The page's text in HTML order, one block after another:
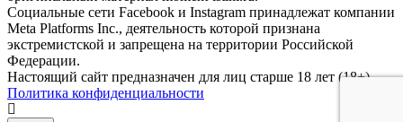
Социальные сети Facebook и Instagram принадлежат компании
Meta Platforms Inc., деятельность которой признана
экстремистской и запрещена на территории Российской
Федерации.
Настоящий сайт предназначен для лиц старше 18 лет (18+).
Политика конфиденциальности